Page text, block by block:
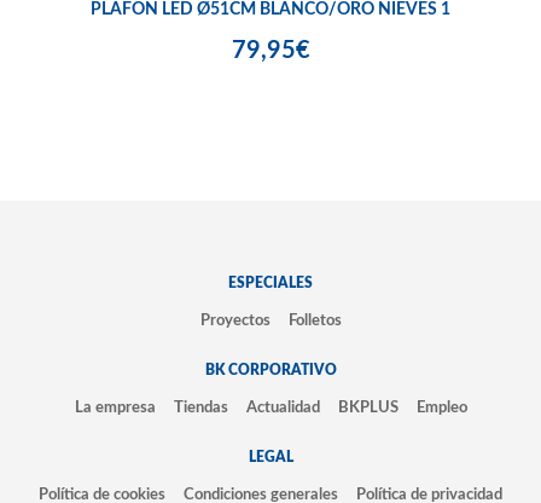
PLAFON LED Ø51CM BLANCO/ORO NIEVES 1
79,95€
ESPECIALES
Proyectos Folletos
BK CORPORATIVO
La empresa Tiendas Actualidad BKPLUS Empleo
LEGAL
Política de cookies Condiciones generales Política de privacidad